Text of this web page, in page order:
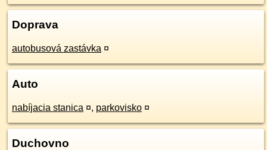
Doprava
autobusová zastávka ¤
Auto
nabíjacia stanica ¤, parkovisko ¤
Duchovno